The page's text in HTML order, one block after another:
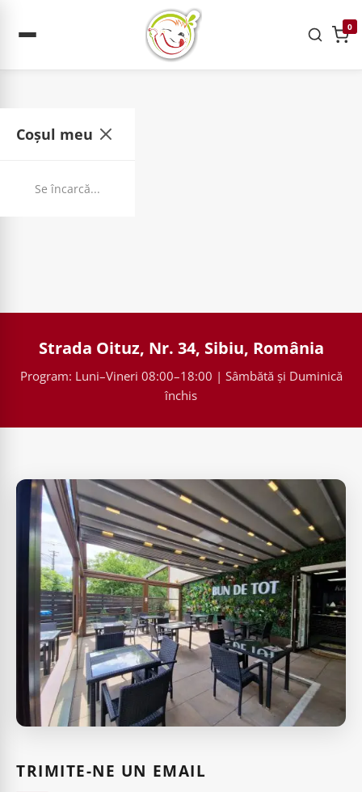
0
Coșul meu
Se încarcă...
Strada Oituz, Nr. 34, Sibiu, România
Program: Luni–Vineri 08:00–18:00 | Sâmbătă și Duminică
închis
TRIMITE-NE UN EMAIL